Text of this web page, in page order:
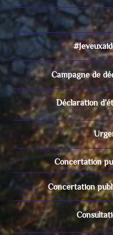
Campagne de
Déclaration
Concertation
Concertation